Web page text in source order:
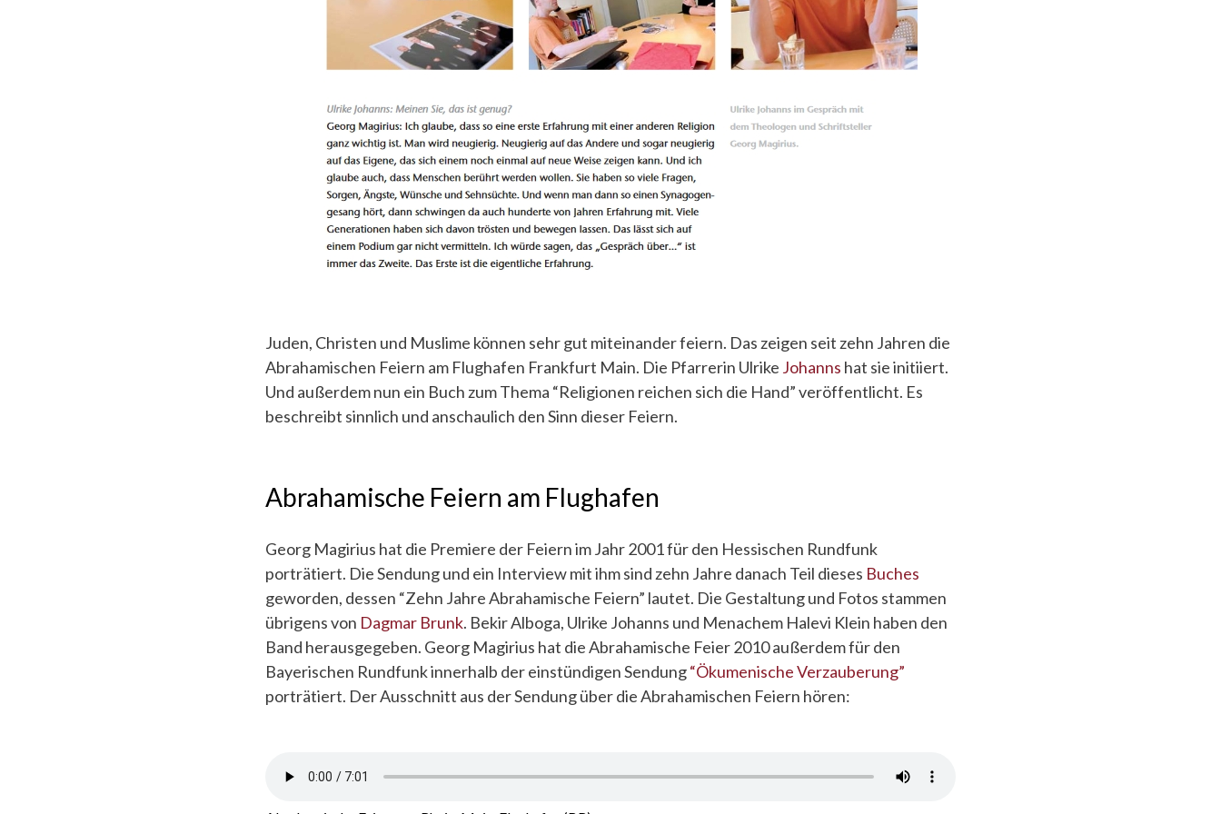
Juden, Christen und Muslime können sehr gut miteinander feiern. Das zeigen seit zehn Jahren die
Abrahamischen Feiern am Flughafen Frankfurt Main. Die Pfarrerin Ulrike Johanns hat sie initiiert.
Und außerdem nun ein Buch zum Thema “Religionen reichen sich die Hand” veröffentlicht. Es
beschreibt sinnlich und anschaulich den Sinn dieser Feiern.
Abrahamische Feiern am Flughafen
Georg Magirius hat die Premiere der Feiern im Jahr 2001 für den Hessischen Rundfunk
porträtiert. Die Sendung und ein Interview mit ihm sind zehn Jahre danach Teil dieses Buches
geworden, dessen “Zehn Jahre Abrahamische Feiern” lautet. Die Gestaltung und Fotos stammen
übrigens von Dagmar Brunk. Bekir Alboga, Ulrike Johanns und Menachem Halevi Klein haben den
Band herausgegeben. Georg Magirius hat die Abrahamische Feier 2010 außerdem für den
Bayerischen Rundfunk innerhalb der einstündigen Sendung“Ökumenische Verzauberung”
porträtiert. Der Ausschnitt aus der Sendung über die Abrahamischen Feiern hören: